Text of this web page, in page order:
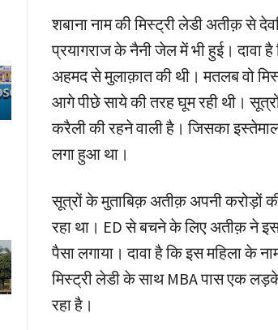
शबाना नाम की मिस्ट्री लेडी अतीक़ से
प्रयागराज के नैनी जेल में भी हुई।
अहमद से मुलाक़ात की थी। मतलब वो
आगे पीछे साये की तरह घूम रही थी।
करैली की रहने वाली है। जिसका
लगा हुआ था।
सूत्रों के मुताबिक़ अतीक़ अपनी करोड़ों
रहा था। ED से बचने के लिए अतीक़ ने इस
पैसा लगाया। दावा है कि इस महिला के
मिस्ट्री लेडी के साथ MBA पास एक
रहा है।